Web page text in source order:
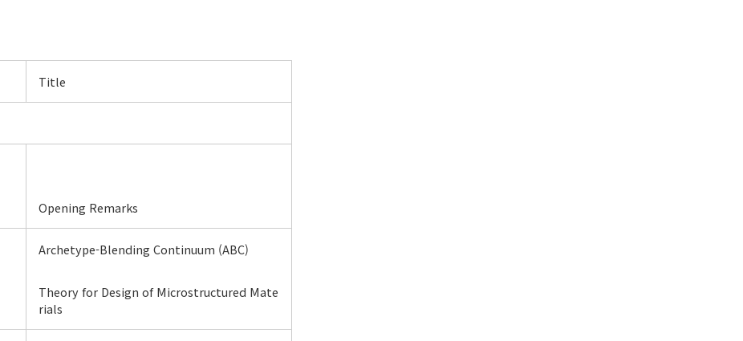
Title
Opening Remarks
Archetype-Blending Continuum (ABC)
Theory for Design of Microstructured Mate
rials